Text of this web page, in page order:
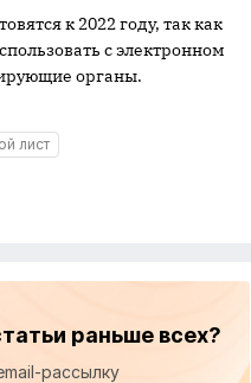
к 2022 году, так как
с электронном
органы.
лист
раньше всех?
рассылку